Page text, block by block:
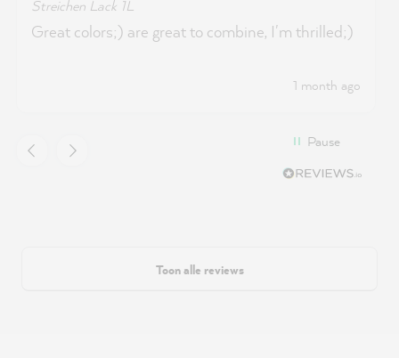
Streichen Lack 1L
Great colors;) are great to combine, I'm thrilled;)
1 month ago
Pause
Toon alle reviews